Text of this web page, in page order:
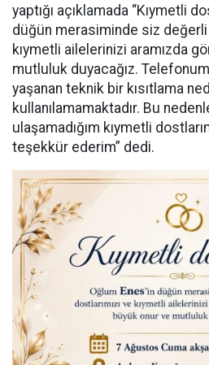
yaptığı açıklamada “Kıymetli
düğün merasiminde siz değerli
kıymetli ailelerinizi aramızda
mutluluk duyacağız.
yaşanan teknik bir kısıtlama
kullanılamamaktadır. Bu
ulaşamadığım kıymetli
teşekkür ederim” dedi.